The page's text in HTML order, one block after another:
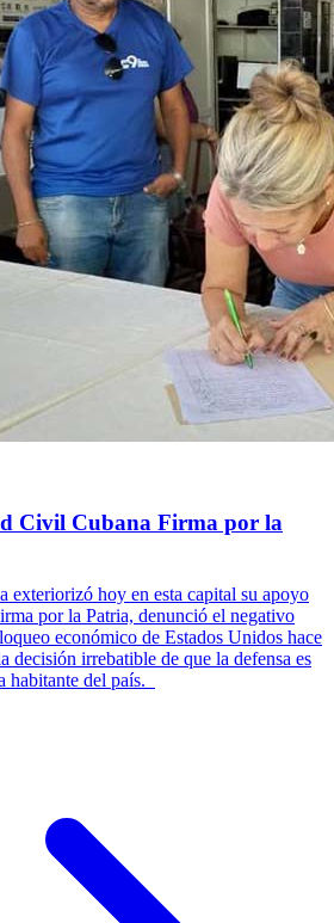
Civil Cubana Firma por la
exteriorizó hoy en esta capital su apoyo
por la Patria, denunció el negativo
económico de Estados Unidos hace
decisión irrebatible de que la defensa es
habitante del país.